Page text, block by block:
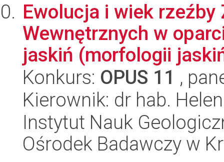
Ewolucja i wiek
Wewnętrznych w
jaskiń (morfologii
Konkurs: OPUS 11 ,
Kierownik: dr hab.
Instytut Nauk
Ośrodek Badawczy w